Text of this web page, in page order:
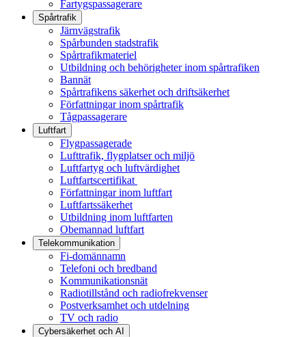
Fartygspassagerare
Spårtrafik
Järnvägstrafik
Spårbunden stadstrafik
Spårtrafikmateriel
Utbildning och behörigheter inom spårtrafiken
Bannät
Spårtrafikens säkerhet och driftsäkerhet
Författningar inom spårtrafik
Tågpassagerare
Luftfart
Flygpassagerade
Lufttrafik, flygplatser och miljö
Luftfartyg och luftvärdighet
Luftfartscertifikat
Författningar inom luftfart
Luftfartssäkerhet
Utbildning inom luftfarten
Obemannad luftfart
Telekommunikation
Fi-domännamn
Telefoni och bredband
Kommunikationsnät
Radiotillstånd och radiofrekvenser
Postverksamhet och utdelning
TV och radio
Cybersäkerhet och AI